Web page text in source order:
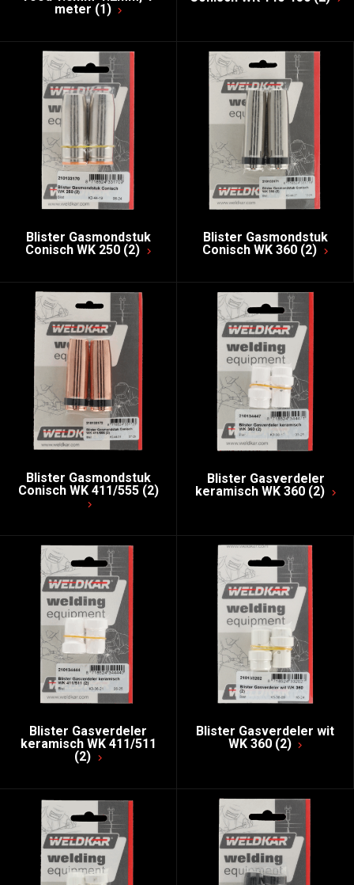
meter (1)
Blister Gasmondstuk
Conisch WK 250 (2)
Blister Gasmondstuk
Conisch WK 360 (2)
Blister Gasmondstuk
Conisch WK 411/555 (2)
Blister Gasverdeler
keramisch WK 360 (2)
Blister Gasverdeler
keramisch WK 411/511
(2)
Blister Gasverdeler wit
WK 360 (2)